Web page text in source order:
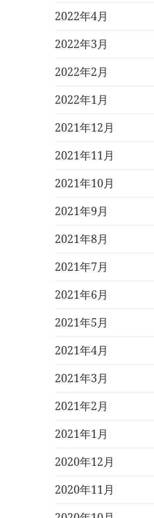
2022年4月
2022年3月
2022年2月
2022年1月
2021年12月
2021年11月
2021年10月
2021年9月
2021年8月
2021年7月
2021年6月
2021年5月
2021年4月
2021年3月
2021年2月
2021年1月
2020年12月
2020年11月